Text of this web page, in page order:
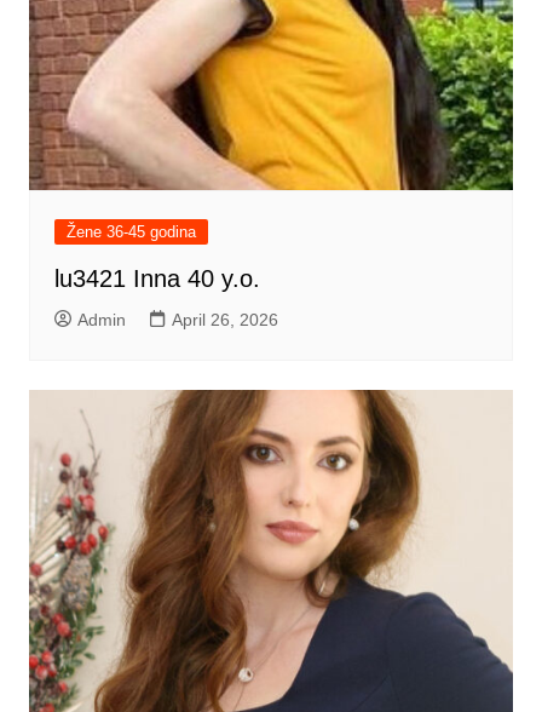
Žene 36-45 godina
lu3421 Inna 40 y.o.
Admin April 26, 2026